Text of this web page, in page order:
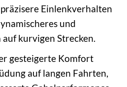
Einlenkverhalten
und
kurvigen Strecken.
gesteigerte Komfort
auf langen Fahrten,